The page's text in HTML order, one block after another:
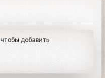
, чтобы добавить